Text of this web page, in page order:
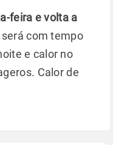
feira e volta a
com tempo
e calor no
Calor de